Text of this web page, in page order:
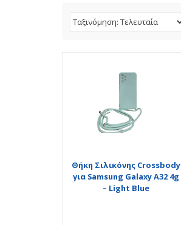
Θήκη Σιλικόνης Crossbody
για Samsung Galaxy A32 4g
– Light Blue